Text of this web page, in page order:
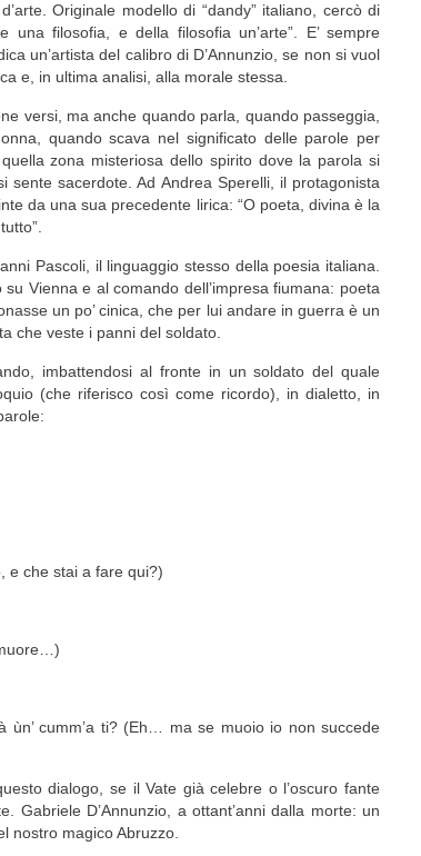
Originale modello di “dandy” italiano, cercò di
una filosofia, e della filosofia un’arte”. E’ sempre
un’artista del calibro di D’Annunzio, se non si vuol
e, in ultima analisi, alla morale stessa.
versi, ma anche quando parla, quando passeggia,
quando scava nel significato delle parole per
zona misteriosa dello spirito dove la parola si
sente sacerdote. Ad Andrea Sperelli, il protagonista
da una sua precedente lirica: “O poeta, divina è la
”
Pascoli, il linguaggio stesso della poesia italiana.
su Vienna e al comando dell’impresa fiumana: poeta
un po’ cinica, che per lui andare in guerra è un
che veste i panni del soldato.
imbattendosi al fronte in un soldato del quale
(che riferisco così come ricordo), in dialetto, in
e che stai a fare qui?)
ùn’cumm’a ti? (Eh… ma se muoio io non succede
dialogo, se il Vate già celebre o l’oscuro fante
Gabriele D’Annunzio , a ottant’anni dalla morte: un
nostro magicoAbruzzo